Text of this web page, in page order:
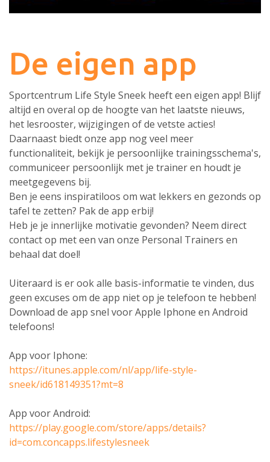
De eigen app
Sportcentrum Life Style Sneek heeft een eigen app! Blijf
altijd en overal op de hoogte van het laatste nieuws,
het lesrooster, wijzigingen of de vetste acties!
Daarnaast biedt onze app nog veel meer
functionaliteit, bekijk je persoonlijke trainingsschema's,
communiceer persoonlijk met je trainer en houdt je
meetgegevens bij.
Ben je eens inspiratiloos om wat lekkers en gezonds op
tafel te zetten? Pak de app erbij!
Heb je je innerlijke motivatie gevonden? Neem direct
contact op met een van onze Personal Trainers en
behaal dat doel!
Uiteraard is er ook alle basis-informatie te vinden, dus
geen excuses om de app niet op je telefoon te hebben!
Download de app snel voor Apple Iphone en Android
telefoons!
App voor Iphone:
https://itunes.apple.com/nl/app/life-style-
sneek/id618149351?mt=8
App voor Android:
https://play.google.com/store/apps/details?
id=com.concapps.lifestylesneek